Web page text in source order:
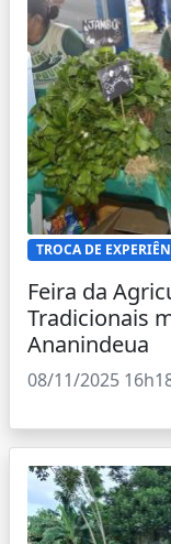
TROCA DE
Feira da
Tradicionais
Ananindeua
08/11/2025